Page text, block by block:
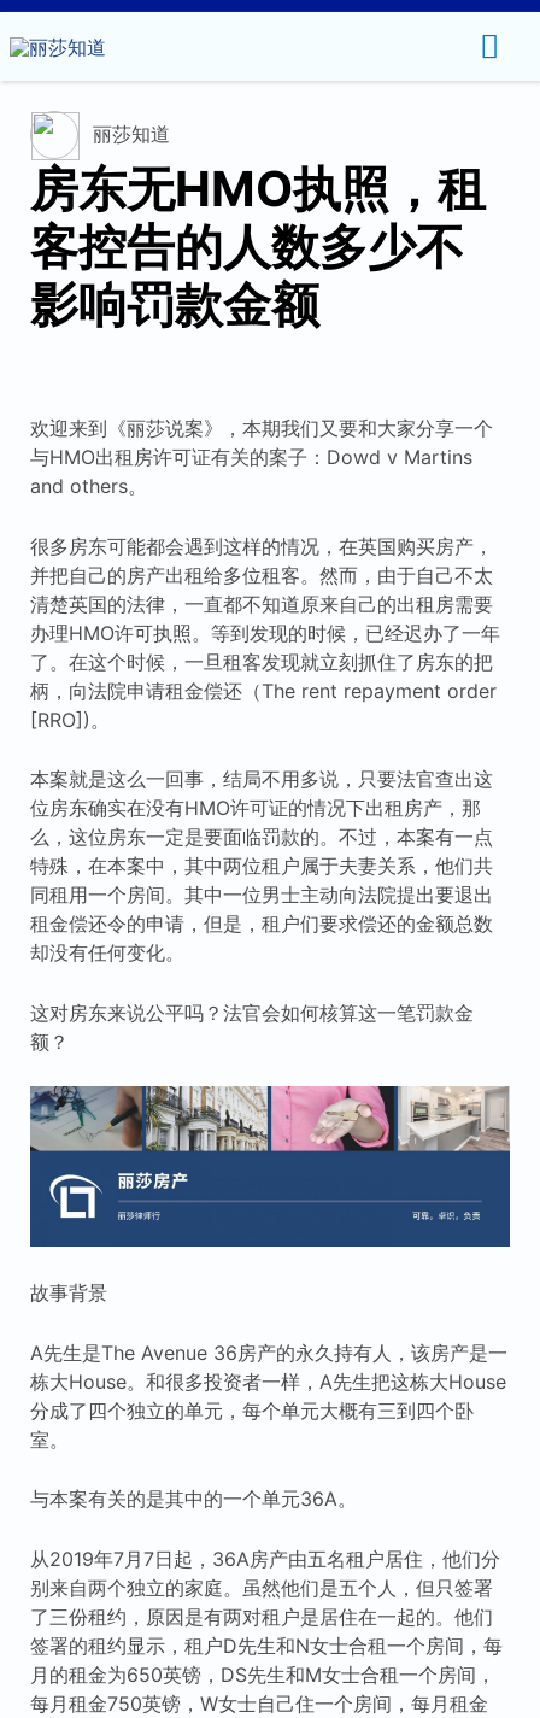
主
单
丽莎知道
房东无HMO执照，租
客控告的人数多少不
影响罚款金额
欢迎来到《丽莎说案》，本期我们又要和大家分享一个
与HMO出租房许可证有关的案子：Dowd v Martins
and others。
很多房东可能都会遇到这样的情况，在英国购买房产，
并把自己的房产出租给多位租客。然而，由于自己不太
清楚英国的法律，一直都不知道原来自己的出租房需要
办理HMO许可执照。等到发现的时候，已经迟办了一年
了。在这个时候，一旦租客发现就立刻抓住了房东的把
柄，向法院申请租金偿还（The rent repayment order
[RRO])。
本案就是这么一回事，结局不用多说，只要法官查出这
位房东确实在没有HMO许可证的情况下出租房产，那
么，这位房东一定是要面临罚款的。不过，本案有一点
特殊，在本案中，其中两位租户属于夫妻关系，他们共
同租用一个房间。其中一位男士主动向法院提出要退出
租金偿还令的申请，但是，租户们要求偿还的金额总数
却没有任何变化。
这对房东来说公平吗？法官会如何核算这一笔罚款金
额？
故事背景
A先生是The Avenue 36房产的永久持有人，该房产是一
栋大House。和很多投资者一样，A先生把这栋大House
分成了四个独立的单元，每个单元大概有三到四个卧
室。
与本案有关的是其中的一个单元36A。
从2019年7月7日起，36A房产由五名租户居住，他们分
别来自两个独立的家庭。虽然他们是五个人，但只签署
了三份租约，原因是有两对租户是居住在一起的。他们
签署的租约显示，租户D先生和N女士合租一个房间，每
月的租金为650英镑，DS先生和M女士合租一个房间，
每月租金750英镑，W女士自己住一个房间，每月租金